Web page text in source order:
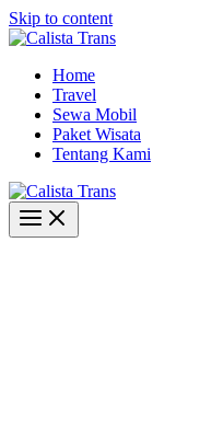
Skip to content
Home
Travel
Sewa Mobil
Paket Wisata
Tentang Kami